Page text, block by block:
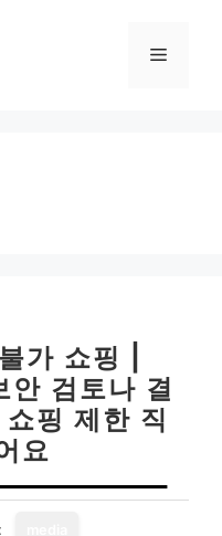
메
가 쇼핑 |
검토나 결
핑 제한 직
요